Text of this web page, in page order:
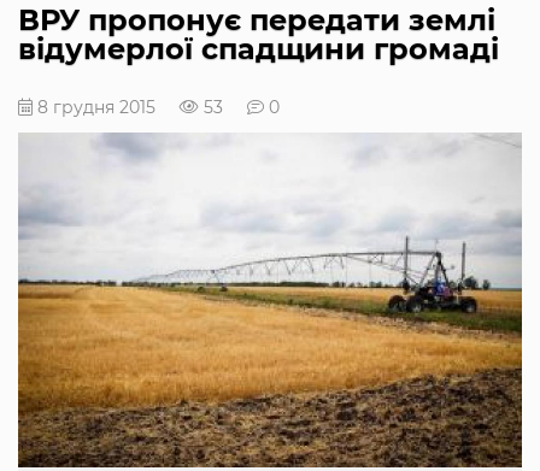
ВРУ пропонує передати землі
відумерлої спадщини громаді
8 грудня 2015 53 0